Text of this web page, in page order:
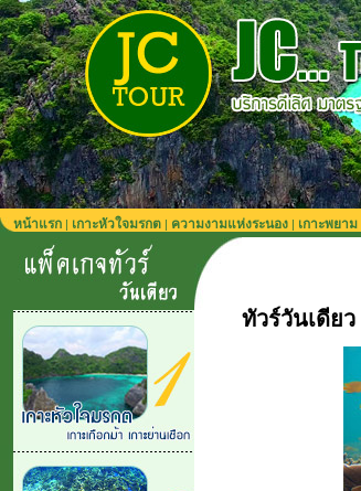
หน้าแรก | เกาะหัวใจมรกต | ความงามแห่งระนอง | เกาะพยาม
ทัวร์วันเดียว